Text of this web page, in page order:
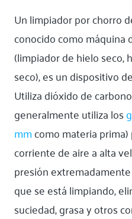
Un limpiador por chorro
conocido como máquina
(limpiador de hielo seco,
seco), es un dispositivo
Utiliza dióxido de
generalmente utiliza los
mmcomo materia
corriente de aire a alta
presión
que se está limpiando,
suciedad, grasa y otros